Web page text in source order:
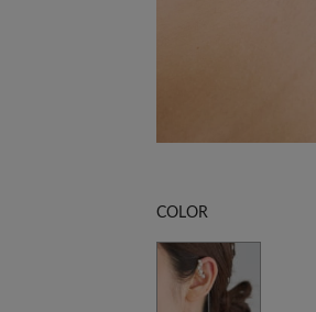
COLOR